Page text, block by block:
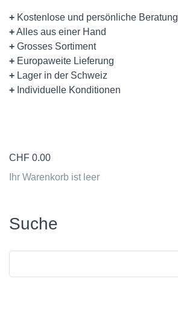
+ Kostenlose und persönliche Beratung
+Alles aus einer Hand
+ Grosses Sortiment
+ Europaweite Lieferung
+ Lager in der Schweiz
+ Individuelle Konditionen
CHF 0.00
Ihr Warenkorb ist leer
Suche